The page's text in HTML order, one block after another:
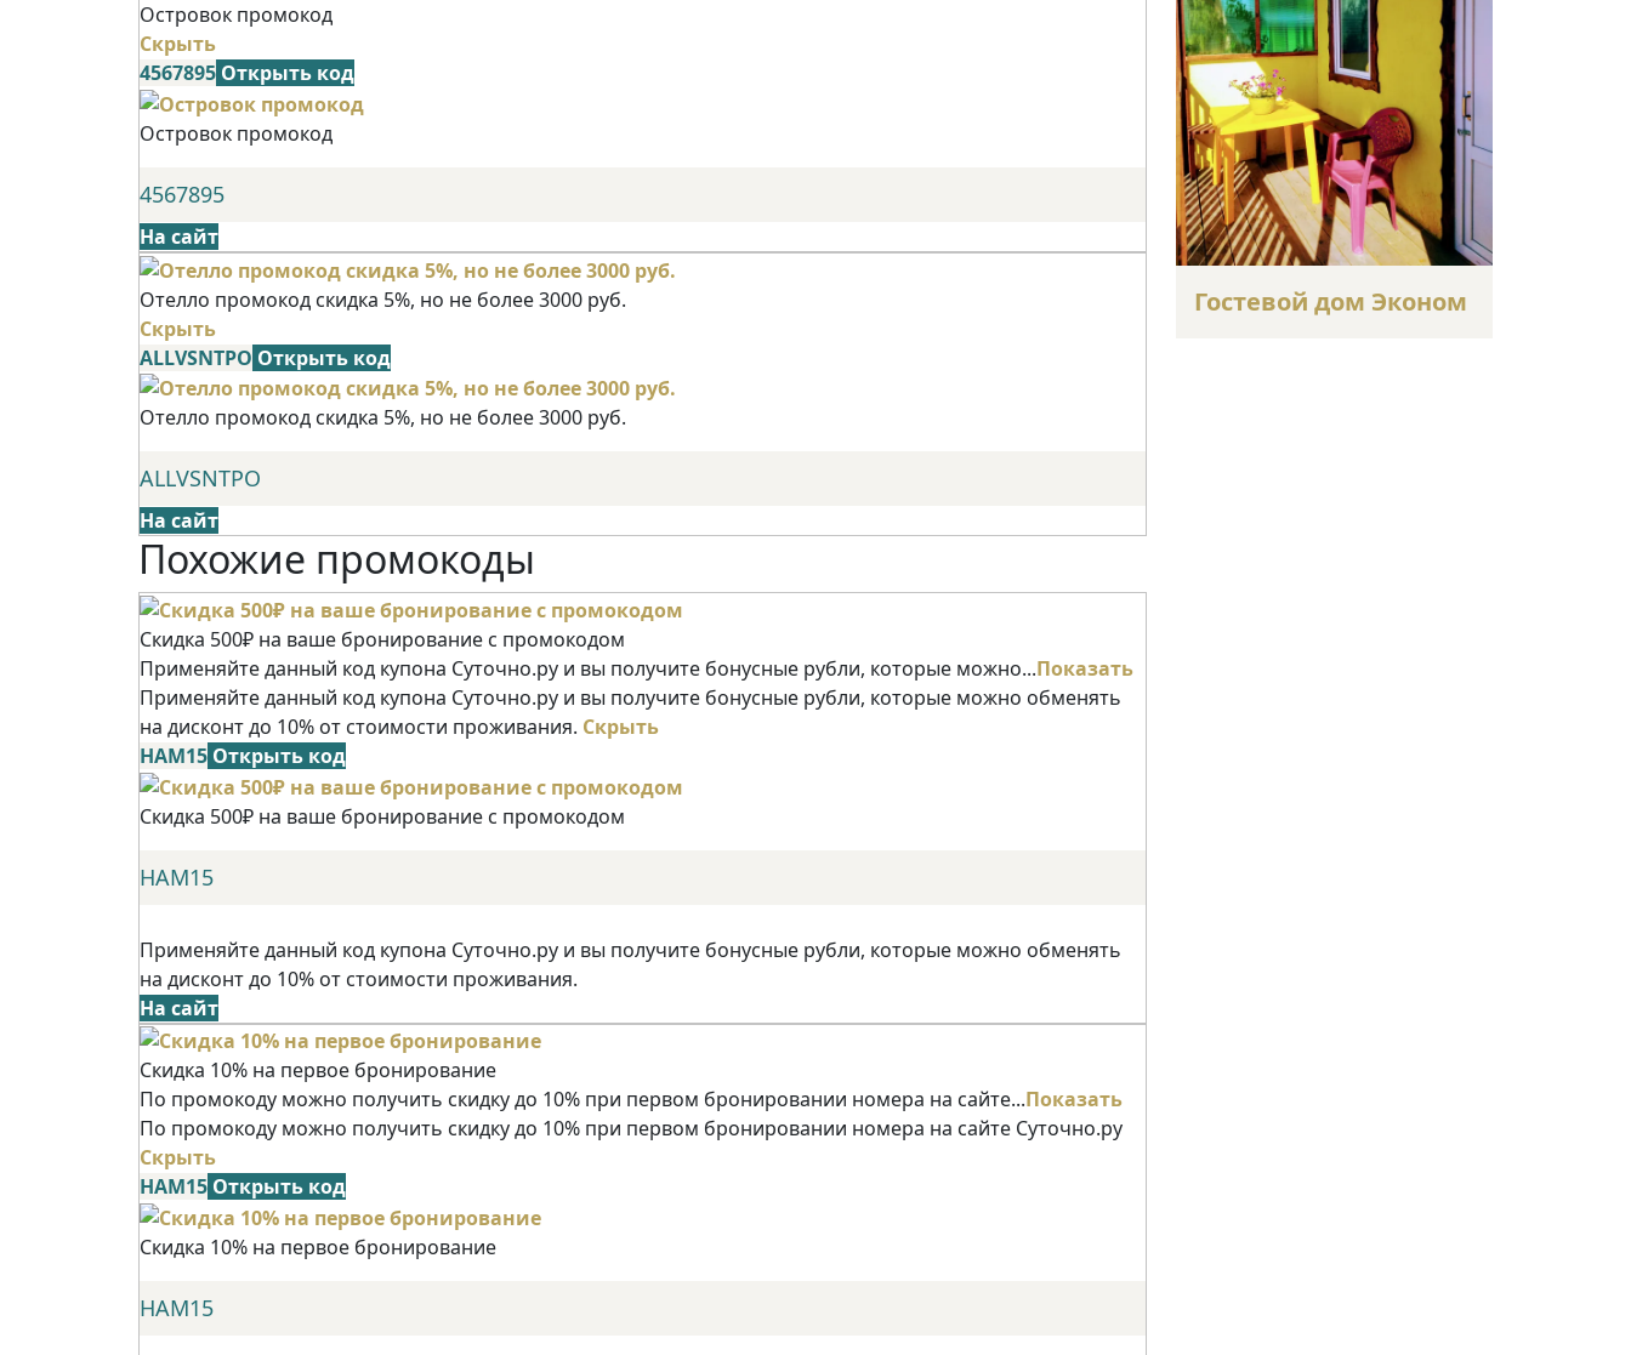
Островок промокод
Скрыть
4567895 Открыть код
Островок промокод
4567895
На сайт
Отелло промокод скидка 5%, но не более 3000 руб.
Скрыть
ALLVSNTPO Открыть код
Отелло промокод скидка 5%, но не более 3000 руб.
ALLVSNTPO
На сайт
Похожие промокоды
Скидка 500₽ на ваше бронирование с промокодом
Применяйте данный код купона Суточно.ру и вы получите бонусные рубли, которые можно...Показать
Применяйте данный код купона Суточно.ру и вы получите бонусные рубли, которые можно обменять
на дисконт до 10% от стоимости проживания. Скрыть
НАМ15 Открыть код
Скидка 500₽ на ваше бронирование с промокодом
НАМ15
Применяйте данный код купона Суточно.ру и вы получите бонусные рубли, которые можно обменять
на дисконт до 10% от стоимости проживания.
На сайт
Скидка 10% на первое бронирование
По промокоду можно получить скидку до 10% при первом бронировании номера на сайте...Показать
По промокоду можно получить скидку до 10% при первом бронировании номера на сайте Суточно.ру
Скрыть
НАМ15 Открыть код
Скидка 10% на первое бронирование
НАМ15
Гостевой дом Эконом